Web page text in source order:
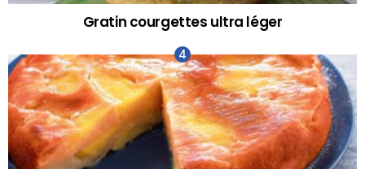
Gratin courgettes ultra léger